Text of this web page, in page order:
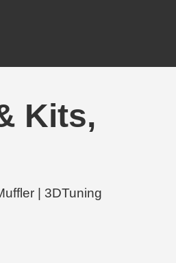
Kits,
| 3DTuning